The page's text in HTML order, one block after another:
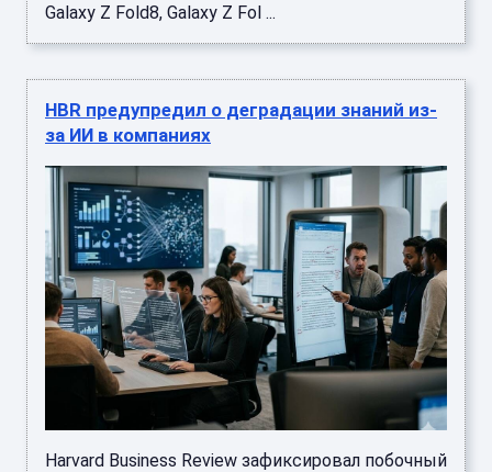
Galaxy Z Fold8, Galaxy Z Fol ...
HBR предупредил о деградации знаний из-
за ИИ в компаниях
Harvard Business Review зафиксировал побочный